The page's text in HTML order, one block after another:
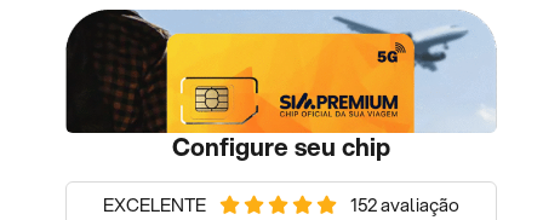
Configure seu chip
EXCELENTE 152 avaliação